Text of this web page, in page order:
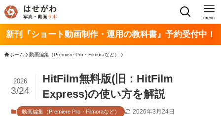
menu
新刊『ショート動画制作・運用の教科書』予約受付中！
ホーム 動画編集（Premiere Pro・Filmoraなど）
HitFilm無料版(旧：HitFilm
Express)の使い方を解説
2026
3/24
動画編集（Premiere Pro・Filmoraなど）
2026年3月24日